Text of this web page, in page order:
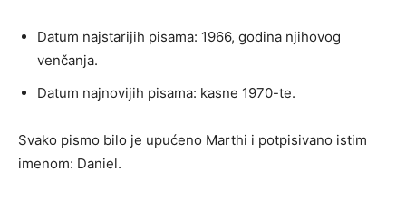
Datum najstarijih pisama: 1966, godina njihovog
venčanja.
Datum najnovijih pisama: kasne 1970-te.
Svako pismo bilo je upućeno Marthi i potpisivano istim
imenom: Daniel.